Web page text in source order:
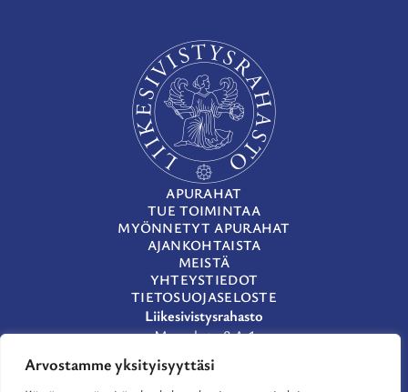
Arvostamme yksityisyyttäsi
APURAHAT
TUE TOIMINTAA
MYÖNNETYT APURAHAT
AJANKOHTAISTA
MEISTÄ
YHTEYSTIEDOT
TIETOSUOJASELOSTE
Liikesivistysrahasto
Museokatu 8 A 1
00100 Helsinki
(09) 659 933